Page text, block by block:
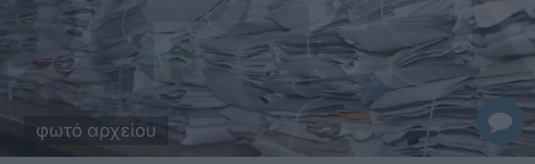
φωτό αρχείου